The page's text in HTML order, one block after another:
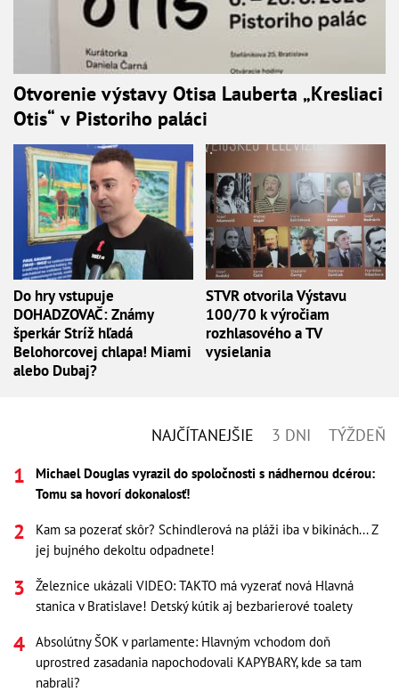
Otvorenie výstavy Otisa Lauberta „Kresliaci
Otis“ v Pistoriho paláci
Do hry vstupuje
DOHADZOVAČ: Známy
šperkár Stríž hľadá
Belohorcovej chlapa! Miami
alebo Dubaj?
STVR otvorila Výstavu
100/70 k výročiam
rozhlasového a TV
vysielania
NAJČÍTANEJŠIE 3 DNI TÝŽDEŇ
Michael Douglas vyrazil do spoločnosti s nádhernou dcérou:
Tomu sa hovorí dokonalosť!
Kam sa pozerať skôr? Schindlerová na pláži iba v bikinách... Z
jej bujného dekoltu odpadnete!
Železnice ukázali VIDEO: TAKTO má vyzerať nová Hlavná
stanica v Bratislave! Detský kútik aj bezbarierové toalety
Absolútny ŠOK v parlamente: Hlavným vchodom doň
uprostred zasadania napochodovali KAPYBARY, kde sa tam
nabrali?